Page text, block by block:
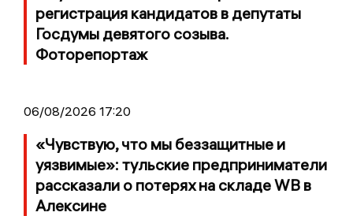
регистрация кандидатов в депутаты
Госдумы девятого созыва.
Фоторепортаж
06/08/2026 17:20
«Чувствую, что мы беззащитные и
уязвимые»: тульские предприниматели
рассказали о потерях на складе WB в
Алексине